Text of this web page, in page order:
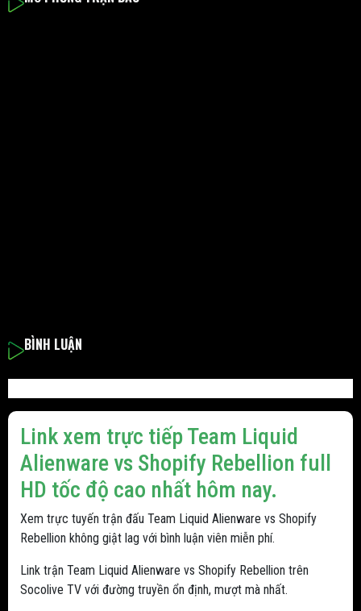
BÌNH LUẬN
Link xem trực tiếp Team Liquid
Alienware vs Shopify Rebellion full
HD tốc độ cao nhất hôm nay.
Xem trực tuyến trận đấu Team Liquid Alienware vs Shopify
Rebellion không giật lag với bình luận viên miễn phí.
Link trận Team Liquid Alienware vs Shopify Rebellion trên
Socolive TV với đường truyền ổn định, mượt mà nhất.